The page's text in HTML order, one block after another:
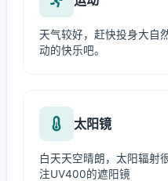
天气较好，赶快投身大自
动的快乐吧。
太阳镜
白天天空晴朗，太阳辐射
注UV400的遮阳镜